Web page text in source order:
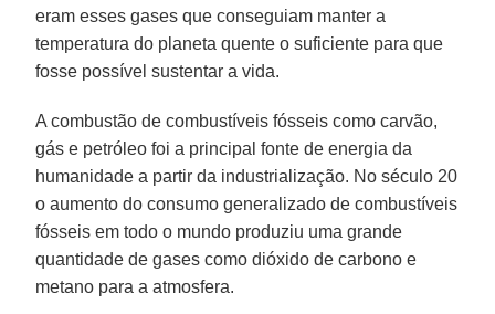
eram esses gases que conseguiam manter a
temperatura do planeta quente o suficiente para que
fosse possível sustentar a vida.
A combustão de combustíveis fósseis como carvão,
gás e petróleo foi a principal fonte de energia da
humanidade a partir da industrialização. No século 20
o aumento do consumo generalizado de combustíveis
fósseis em todo o mundo produziu uma grande
quantidade de gases como dióxido de carbono e
metano para a atmosfera.